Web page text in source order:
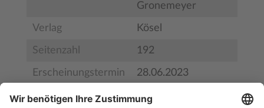
Gronemeyer
Verlag Kösel
Seitenzahl 192
Erscheinungstermin 28.06.2023
Bestell-Nr. 9783466372942